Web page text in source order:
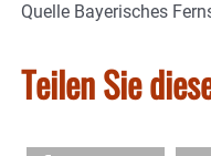
Quelle Bayerisches
Teilen Sie